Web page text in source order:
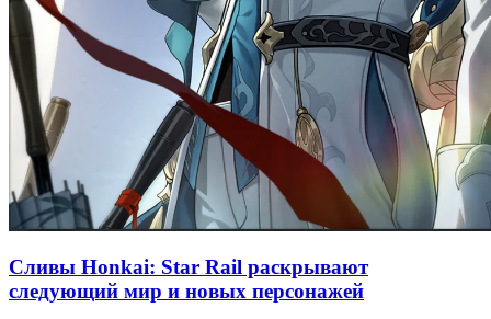
Сливы Honkai: Star Rail раскрывают
следующий мир и новых персонажей